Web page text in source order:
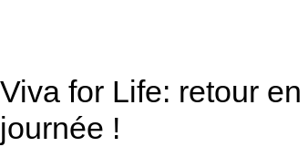
Viva for Life: retour
journée !